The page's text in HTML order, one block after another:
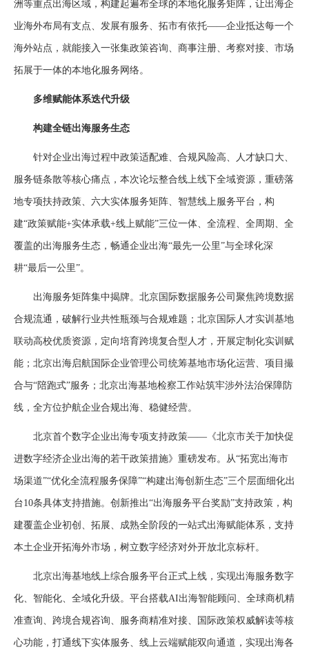
洲等重点出海区域，构建起遍布全球的本地化服务矩阵，让出海企
业海外布局有支点、发展有服务、拓市有依托——企业抵达每一个
海外站点，就能接入一张集政策咨询、商事注册、考察对接、市场
拓展于一体的本地化服务网络。
多维赋能体系迭代升级
构建全链出海服务生态
针对企业出海过程中政策适配难、合规风险高、人才缺口大、
服务链条散等核心痛点，本次论坛整合线上线下全域资源，重磅落
地专项扶持政策、六大实体服务矩阵、智慧线上服务平台，构
建“政策赋能+实体承载+线上赋能”三位一体、全流程、全周期、全
覆盖的出海服务生态，畅通企业出海“最先一公里”与全球化深
耕“最后一公里”。
出海服务矩阵集中揭牌。北京国际数据服务公司聚焦跨境数据
合规流通，破解行业共性瓶颈与合规难题；北京国际人才实训基地
联动高校优质资源，定向培育跨境复合型人才，开展定制化实训赋
能；北京出海启航国际企业管理公司统筹基地市场化运营、项目撮
合与“陪跑式”服务；北京出海基地检察工作站筑牢涉外法治保障防
线，全方位护航企业合规出海、稳健经营。
北京首个数字企业出海专项支持政策——《北京市关于加快促
进数字经济企业出海的若干政策措施》重磅发布。从“拓宽出海市
场渠道”“优化全流程服务保障”“构建出海创新生态”三个层面细化出
台10条具体支持措施。创新推出“出海服务平台奖励”支持政策，构
建覆盖企业初创、拓展、成熟全阶段的一站式出海赋能体系，支持
本土企业开拓海外市场，树立数字经济对外开放北京标杆。
北京出海基地线上综合服务平台正式上线，实现出海服务数字
化、智能化、全域化升级。平台搭载AI出海智能顾问、全球商机精
准查询、跨境合规咨询、服务商精准对接、国际政策权威解读等核
心功能，打通线下实体服务、线上云端赋能双向通道，实现出海各